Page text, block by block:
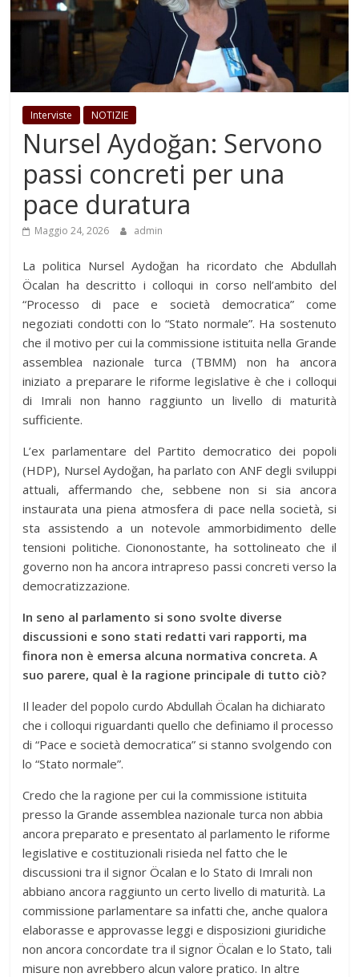
Interviste NOTIZIE
Nursel Aydoğan: Servono
passi concreti per una
pace duratura
Maggio 24, 2026 admin
La politica Nursel Aydoğan ha ricordato che Abdullah
Öcalan ha descritto i colloqui in corso nell’ambito del
“Processo di pace e società democratica” come
negoziati condotti con lo “Stato normale”. Ha sostenuto
che il motivo per cui la commissione istituita nella Grande
assemblea nazionale turca (TBMM) non ha ancora
iniziato a preparare le riforme legislative è che i colloqui
di Imrali non hanno raggiunto un livello di maturità
sufficiente.
L’ex parlamentare del Partito democratico dei popoli
(HDP), Nursel Aydoğan, ha parlato con ANF degli sviluppi
attuali, affermando che, sebbene non si sia ancora
instaurata una piena atmosfera di pace nella società, si
sta assistendo a un notevole ammorbidimento delle
tensioni politiche. Ciononostante, ha sottolineato che il
governo non ha ancora intrapreso passi concreti verso la
democratizzazione.
In seno al parlamento si sono svolte diverse
discussioni e sono stati redatti vari rapporti, ma
finora non è emersa alcuna normativa concreta. A
suo parere, qual è la ragione principale di tutto ciò?
Il leader del popolo curdo Abdullah Öcalan ha dichiarato
che i colloqui riguardanti quello che definiamo il processo
di “Pace e società democratica” si stanno svolgendo con
lo “Stato normale”.
Credo che la ragione per cui la commissione istituita
presso la Grande assemblea nazionale turca non abbia
ancora preparato e presentato al parlamento le riforme
legislative e costituzionali risieda nel fatto che le
discussioni tra il signor Öcalan e lo Stato di Imrali non
abbiano ancora raggiunto un certo livello di maturità. La
commissione parlamentare sa infatti che, anche qualora
elaborasse e approvasse leggi e disposizioni giuridiche
non ancora concordate tra il signor Öcalan e lo Stato, tali
misure non avrebbero alcun valore pratico. In altre